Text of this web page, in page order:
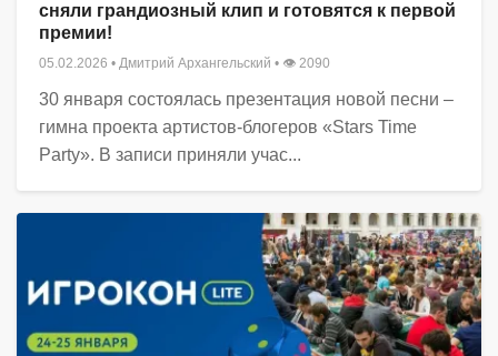
сняли грандиозный клип и готовятся к первой
премии!
05.02.2026 • Дмитрий Архангельский • 👁 2090
30 января состоялась презентация новой песни –
гимна проекта артистов-блогеров «Stars Time
Party». В записи приняли учас...